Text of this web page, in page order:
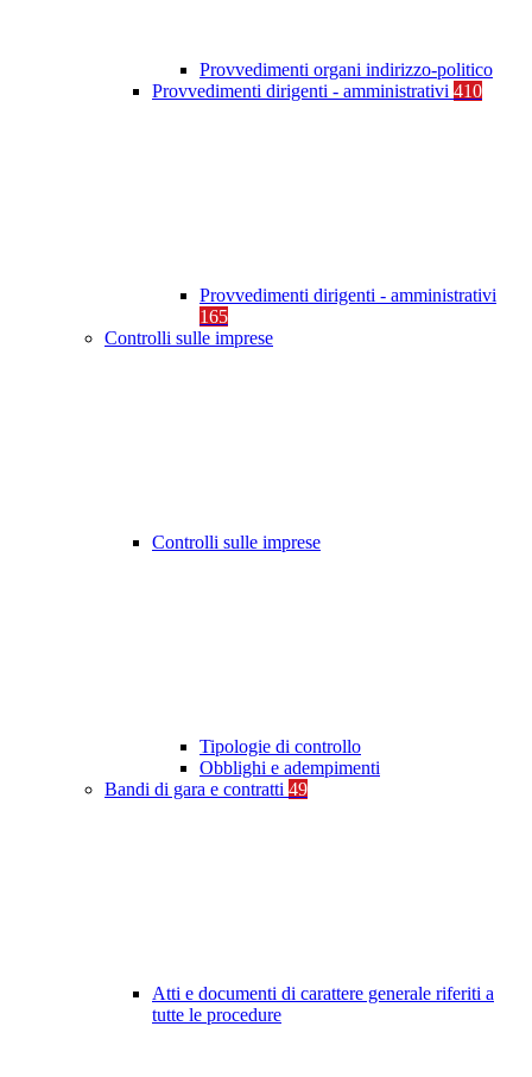
Provvedimenti organi indirizzo-politico
Provvedimenti dirigenti - amministrativi 410
Provvedimenti dirigenti - amministrativi
165
Controlli sulle imprese
Controlli sulle imprese
Tipologie di controllo
Obblighi e adempimenti
Bandi di gara e contratti 49
Atti e documenti di carattere generale riferiti a
tutte le procedure